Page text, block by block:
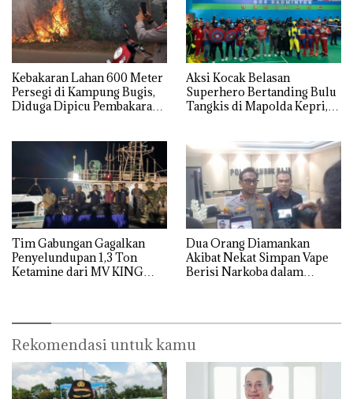
Kebakaran Lahan 600 Meter
Persegi di Kampung Bugis,
Diduga Dipicu Pembakaran
Aksi Kocak Belasan
Superhero Bertanding Bulu
Tangkis di Mapolda Kepri,
Tim Gabungan Gagalkan
Penyelundupan 1,3 Ton
Ketamine dari MV KING
Dua Orang Diamankan
Akibat Nekat Simpan Vape
Berisi Narkoba dalam
Rekomendasi untuk kamu